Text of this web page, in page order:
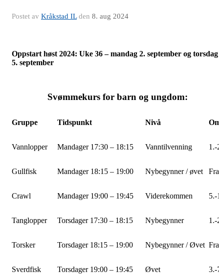
Postet av Kråkstad ILden 8. aug 2024
Oppstart høst 2024: Uke 36 – mandag 2. september og torsdag
5. september
Svømmekurs for barn og ungdom:
Gruppe Tidspunkt Nivå
Vannlopper Mandager 17:30 – 18:15 Vanntilvenning 1.-
Gullfisk Mandager 18:15 – 19:00 Nybegynner / øvet
Crawl Mandager 19:00 – 19:45 Viderekommen 5.-
Tanglopper Torsdager 17:30 – 18:15 Nybegynner 1.-
Torsker Torsdager 18:15 – 19:00 Nybegynner / Øvet
Sverdfisk Torsdager 19:00 – 19:45 Øvet 3.-